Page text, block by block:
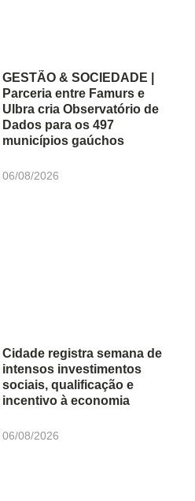
GESTÃO & SOCIEDADE |
Parceria entre Famurs e
Ulbra cria Observatório de
Dados para os 497
municípios gaúchos
06/08/2026
Cidade registra semana de
intensos investimentos
sociais, qualificação e
incentivo à economia
06/08/2026